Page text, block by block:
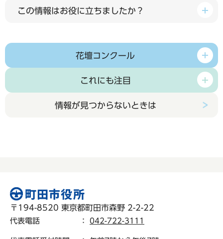
この情報はお役に立ちましたか？
花壇コンクール
これにも注目
情報が見つからないときは
〒194-8520 東京都町田市森野 2-2-22
代表電話 ： 042-722-3111